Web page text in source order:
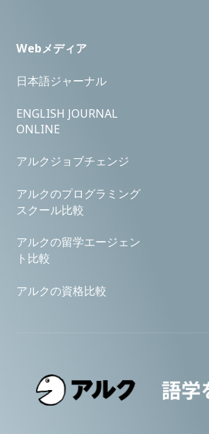
Webメディア
日本語ジャーナル
ENGLISH JOURNAL
ONLINE
アルクジョブチェンジ
アルクのプログラミング
スクール比較
アルクの留学エージェン
ト比較
アルクの資格比較